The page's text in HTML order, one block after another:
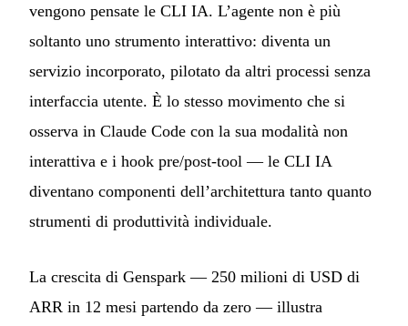
vengono pensate le CLI IA. L’agente non è più
soltanto uno strumento interattivo: diventa un
servizio incorporato, pilotato da altri processi senza
interfaccia utente. È lo stesso movimento che si
osserva in Claude Code con la sua modalità non
interattiva e i hook pre/post-tool — le CLI IA
diventano componenti dell’architettura tanto quanto
strumenti di produttività individuale.
La crescita di Genspark — 250 milioni di USD di
ARR in 12 mesi partendo da zero — illustra